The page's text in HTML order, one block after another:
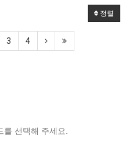
정렬
3 4
선택해 주세요.